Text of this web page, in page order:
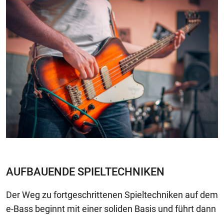
AUFBAUENDE SPIELTECHNIKEN
Der Weg zu fortgeschrittenen Spieltechniken auf dem
e-Bass beginnt mit einer soliden Basis und führt dann